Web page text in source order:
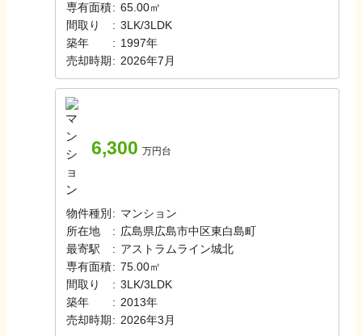
専有面積: 65.00㎡
間取り
: 3LK/3LDK
築年
: 1997年
売却時期 : 2026年7月
6,300 万円台
物件種別 : マンション
所在地
: 広島県広島市中区東白島町
最寄駅
: アストラムライン城北
専有面積: 75.00㎡
間取り
: 3LK/3LDK
築年
: 2013年
売却時期 : 2026年3月